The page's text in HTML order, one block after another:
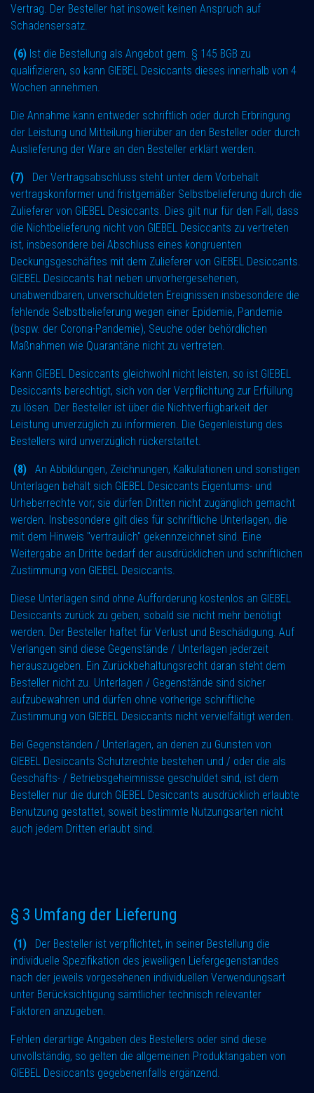
Vertrag. Der Besteller hat insoweit keinen Anspruch auf
Schadensersatz.
(6) Ist die Bestellung als Angebot gem. § 145 BGB zu
qualifizieren, so kann GIEBEL Desiccants dieses innerhalb von 4
Wochen annehmen.
Die Annahme kann entweder schriftlich oder durch Erbringung
der Leistung und Mitteilung hierüber an den Besteller oder durch
Auslieferung der Ware an den Besteller erklärt werden.
(7) Der Vertragsabschluss steht unter dem Vorbehalt
vertragskonformer und fristgemäßer Selbstbelieferung durch die
Zulieferer von GIEBEL Desiccants. Dies gilt nur für den Fall, dass
die Nichtbelieferung nicht von GIEBEL Desiccants zu vertreten
ist, insbesondere bei Abschluss eines kongruenten
Deckungsgeschäftes mit dem Zulieferer von GIEBEL Desiccants.
GIEBEL Desiccants hat neben unvorhergesehenen,
unabwendbaren, unverschuldeten Ereignissen insbesondere die
fehlende Selbstbelieferung wegen einer Epidemie, Pandemie
(bspw. der Corona-Pandemie), Seuche oder behördlichen
Maßnahmen wie Quarantäne nicht zu vertreten.
Kann GIEBEL Desiccants gleichwohl nicht leisten, so ist GIEBEL
Desiccants berechtigt, sich von der Verpflichtung zur Erfüllung
zu lösen. Der Besteller ist über die Nichtverfügbarkeit der
Leistung unverzüglich zu informieren. Die Gegenleistung des
Bestellers wird unverzüglich rückerstattet.
(8) An Abbildungen, Zeichnungen, Kalkulationen und sonstigen
Unterlagen behält sich GIEBEL Desiccants Eigentums- und
Urheberrechte vor; sie dürfen Dritten nicht zugänglich gemacht
werden. Insbesondere gilt dies für schriftliche Unterlagen, die
mit dem Hinweis "vertraulich" gekennzeichnet sind. Eine
Weitergabe an Dritte bedarf der ausdrücklichen und schriftlichen
Zustimmung von GIEBEL Desiccants.
Diese Unterlagen sind ohne Aufforderung kostenlos an GIEBEL
Desiccants zurück zu geben, sobald sie nicht mehr benötigt
werden. Der Besteller haftet für Verlust und Beschädigung. Auf
Verlangen sind diese Gegenstände / Unterlagen jederzeit
herauszugeben. Ein Zurückbehaltungsrecht daran steht dem
Besteller nicht zu. Unterlagen / Gegenstände sind sicher
aufzubewahren und dürfen ohne vorherige schriftliche
Zustimmung von GIEBEL Desiccants nicht vervielfältigt werden.
Bei Gegenständen / Unterlagen, an denen zu Gunsten von
GIEBEL Desiccants Schutzrechte bestehen und / oder die als
Geschäfts- / Betriebsgeheimnisse geschuldet sind, ist dem
Besteller nur die durch GIEBEL Desiccants ausdrücklich erlaubte
Benutzung gestattet, soweit bestimmte Nutzungsarten nicht
auch jedem Dritten erlaubt sind.
§ 3 Umfang der Lieferung
(1) Der Besteller ist verpflichtet, in seiner Bestellung die
individuelle Spezifikation des jeweiligen Liefergegenstandes
nach der jeweils vorgesehenen individuellen Verwendungsart
unter Berücksichtigung sämtlicher technisch relevanter
Faktoren anzugeben.
Fehlen derartige Angaben des Bestellers oder sind diese
unvollständig, so gelten die allgemeinen Produktangaben von
GIEBEL Desiccants gegebenenfalls ergänzend.